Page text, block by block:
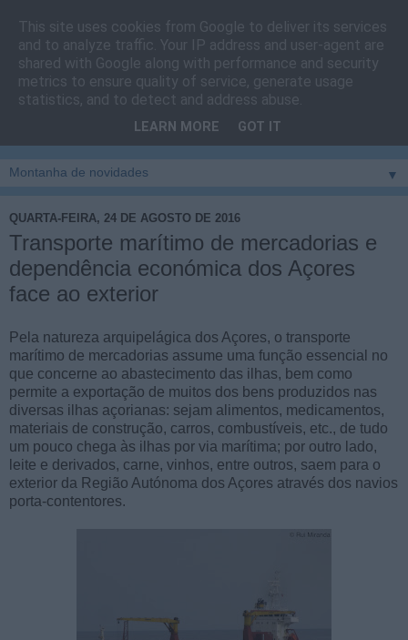
Cais do Pico
Blog sobre um pouco de tudo relacionado com a ilha
vila e ao concelho de São Roque do Pico
▼
QUARTA-FEIRA, 24 DE AGOSTO DE 2016
Transporte marítimo de mercadorias e
dependência económica dos Açores
face ao exterior
Pela natureza arquipelágica dos Açores, o transporte
marítimo de mercadorias assume uma função essencial no
que concerne ao abastecimento das ilhas, bem como
permite a exportação de muitos dos bens produzidos nas
diversas ilhas açorianas: sejam alimentos, medicamentos,
materiais de construção, carros, combustíveis, etc., de tudo
um pouco chega às ilhas por via marítima; por outro lado,
leite e derivados, carne, vinhos, entre outros, saem para o
exterior da Região Autónoma dos Açores através dos navios
porta-contentores.
This site uses cookies from Google to deliver its services
and to analyze traffic. Your IP address and user-agent are
shared with Google along with performance and security
metrics to ensure quality of service, generate usage
statistics, and to detect and address abuse.
LEARN MORE GOT IT